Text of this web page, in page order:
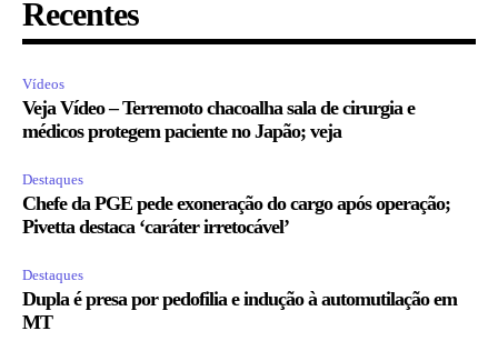
Recentes
Vídeos
Veja Vídeo – Terremoto chacoalha sala de cirurgia e
médicos protegem paciente no Japão; veja
Destaques
Chefe da PGE pede exoneração do cargo após operação;
Pivetta destaca ‘caráter irretocável’
Destaques
Dupla é presa por pedofilia e indução à automutilação em
MT